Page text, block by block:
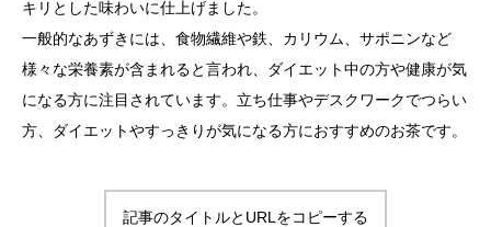
キリとした味わいに仕上げました。
一般的なあずきには、食物繊維や鉄、カリウム、サポニンなど
様々な栄養素が含まれると言われ、ダイエット中の方や健康が気
になる方に注目されています。立ち仕事やデスクワークでつらい
方、ダイエットやすっきりが気になる方におすすめのお茶です。
記事のタイトルとURLをコピーする